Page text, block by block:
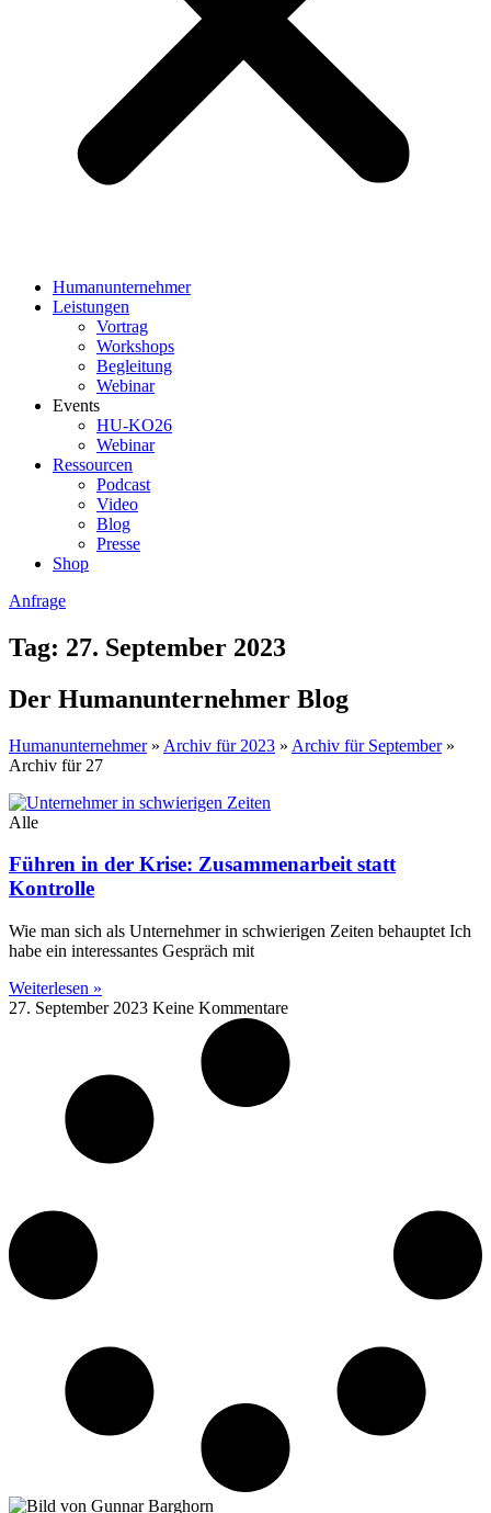
Humanunternehmer
Leistungen
Vortrag
Workshops
Begleitung
Webinar
Events
HU-KO26
Webinar
Ressourcen
Podcast
Video
Blog
Presse
Shop
Anfrage
Tag: 27. September 2023
Der Humanunternehmer Blog
Humanunternehmer» Archiv für 2023 » Archiv für September»
Archiv für 27
Alle
Führen in der Krise: Zusammenarbeit statt
Kontrolle
Wie man sich als Unternehmer in schwierigen Zeiten behauptet Ich
habe ein interessantes Gespräch mit
Weiterlesen »
27. September 2023 Keine Kommentare